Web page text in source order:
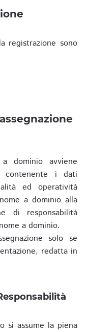
registrazione sono
dominio avviene
contenente i dati
ed operatività
a dominio alla
di responsabilità
a dominio.
solo se
redatta in
si assume la piena